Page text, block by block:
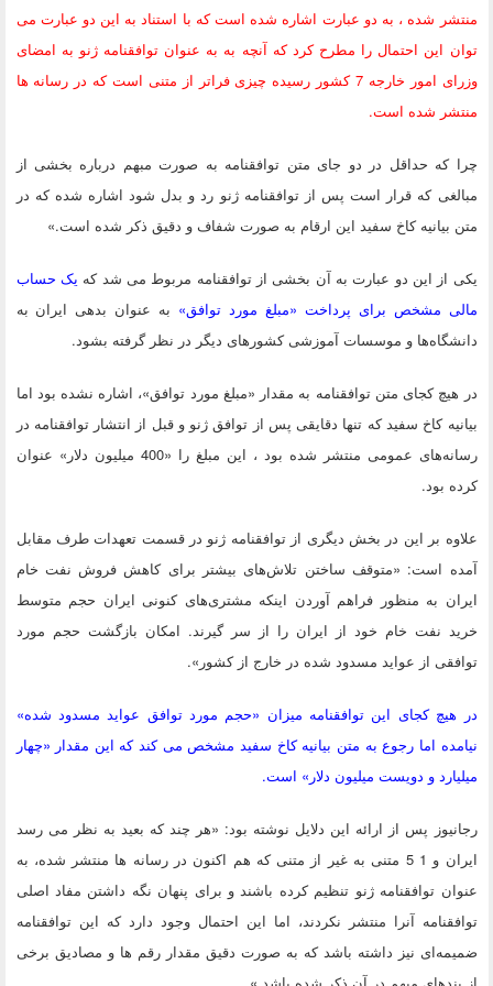
منتشر شده ، به دو عبارت اشاره شده است که با استناد به این دو عبارت می
توان این احتمال را مطرح کرد که آنچه به به عنوان توافقنامه ژنو به امضای
وزرای امور خارجه 7 کشور رسیده چیزی فراتر از متنی است که در رسانه ها
منتشر شده است.
چرا که حداقل در دو جای متن توافقنامه به صورت مبهم درباره بخشی از
مبالغی که قرار است پس از توافقنامه ژنو رد و بدل شود اشاره شده که در
متن بیانیه کاخ سفید این ارقام به صورت شفاف و دقیق ذکر شده است.»
یکی از این دو عبارت به آن بخشی از توافقنامه مربوط می شد که یک حساب
مالی مشخص برای پرداخت «مبلغ مورد توافق» به عنوان بدهی ایران به
دانشگاه‌ها و موسسات آموزشی کشورهای دیگر در نظر گرفته بشود.
در هیچ کجای متن توافقنامه به مقدار «مبلغ مورد توافق»، اشاره نشده بود اما
بیانیه کاخ سفید که تنها دقایقی پس از توافق ژنو و قبل از انتشار توافقنامه در
رسانه‌های عمومی منتشر شده بود ، این مبلغ را «400 میلیون دلار» عنوان
کرده بود.
علاوه بر این در بخش دیگری از توافقنامه ژنو در قسمت تعهدات طرف مقابل
آمده است: «متوقف ساختن تلاش‌های بیشتر برای کاهش فروش نفت خام
ایران به منظور فراهم آوردن اینکه مشتری‌های کنونی ایران حجم متوسط
خرید نفت خام خود از ایران را از سر گیرند. امکان بازگشت حجم مورد
توافقی از عواید مسدود شده در خارج از کشور».
در هیچ کجای این توافقنامه میزان «حجم مورد توافق عواید مسدود شده»
نیامده اما رجوع به متن بیانیه کاخ سفید مشخص می کند که این مقدار «چهار
میلیارد و دویست میلیون دلار» است.
رجانیوز پس از ارائه این دلایل نوشته بود: «هر چند که بعید به نظر می رسد
ایران و 1 5 متنی به غیر از متنی که هم اکنون در رسانه ها منتشر شده، به
عنوان توافقنامه ژنو تنظیم کرده باشند و برای پنهان نگه داشتن مفاد اصلی
توافقنامه آنرا منتشر نکردند، اما این احتمال وجود دارد که این توافقنامه
ضمیمه‌ای نیز داشته باشد که به صورت دقیق مقدار رقم ها و مصادیق برخی